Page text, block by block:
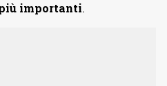
importanti.